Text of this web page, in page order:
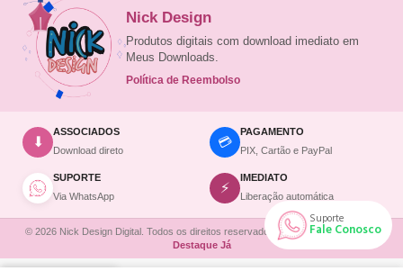
Suporte
Fale Conosco
Nick Design
Produtos digitais com download imediato em
Meus Downloads.
Política de Reembolso
⬇
ASSOCIADOS
Download direto
💳
PAGAMENTO
PIX, Cartão e PayPal
SUPORTE
Via WhatsApp
⚡
IMEDIATO
Liberação automática
© 2026 Nick Design Digital. Todos os direitos reservados. | Site desenvolvido por
Destaque Já